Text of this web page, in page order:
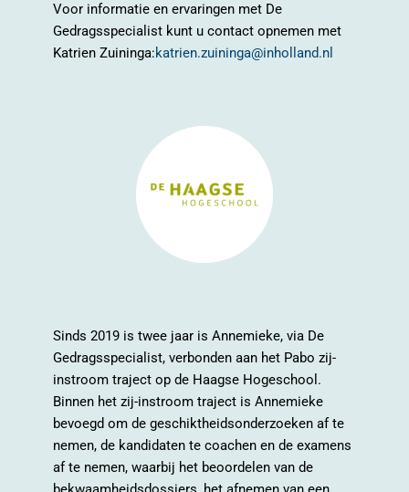
Voor informatie en ervaringen met De
Gedragsspecialist kunt u contact opnemen met
Katrien Zuininga:katrien.zuininga@inholland.nl
Sinds 2019 is twee jaar is Annemieke, via De
Gedragsspecialist, verbonden aan het Pabo zij-
instroom traject op de Haagse Hogeschool.
Binnen het zij-instroom traject is Annemieke
bevoegd om de geschiktheidsonderzoeken af te
nemen, de kandidaten te coachen en de examens
af te nemen, waarbij het beoordelen van de